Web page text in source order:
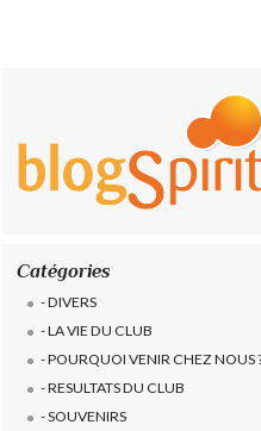
Catégories
- DIVERS
- LA VIE DU CLUB
- POURQUOI VENIR CHEZ NOUS
- RESULTATS DU CLUB
- SOUVENIRS